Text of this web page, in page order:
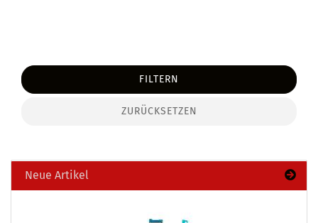
FILTERN
ZURÜCKSETZEN
Neue Artikel